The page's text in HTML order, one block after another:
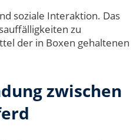
soziale Interaktion. Das
zu
der in Boxen gehaltenen
zwischen